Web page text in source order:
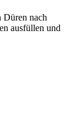
Düren nach
ausfüllen und